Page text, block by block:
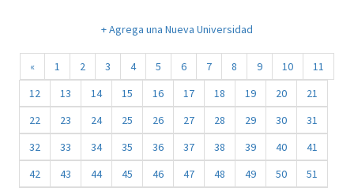
+ Agrega una Nueva Universidad
« 1 2 3 4 5 6 7 8 9 10
11
12
13 14 15 16 17 18 19 20
21
22
23 24 25 26 27 28 29 30
31
32
33 34 35 36 37 38 39 40
41
42
43 44 45 46 47 48 49 50
51